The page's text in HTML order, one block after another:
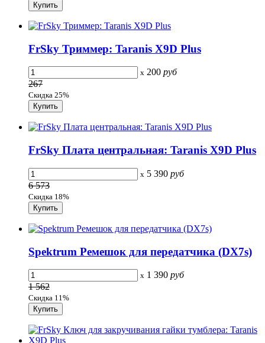
FrSky Триммер: Taranis X9D Plus
x 200 руб
267
Скидка 25%
FrSky Плата центральная: Taranis X9D Plus
x 5 390 руб
6 573
Скидка 18%
Spektrum Ремешок для передатчика (DX7s)
x 1 390 руб
1 562
Скидка 11%